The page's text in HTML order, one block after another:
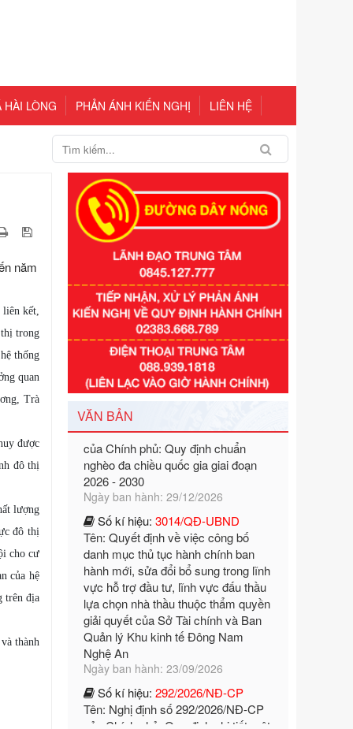
HÀI LÒNG PHẢN ÁNH KIẾN NGHỊ LIÊN HỆ
năm
liên kết,
trong
thống
quan
Trà
được
đô thị
lượng
đô thị
cho cư
của hệ
trên địa
thành
VĂN BẢN
Số kí hiệu:351/2025/NĐ-CP
Tên: Nghị định số 351/2025/NĐ-CP
của Chính phủ: Quy định chuẩn
nghèo đa chiều quốc gia giai đoạn
2026 - 2030
Ngày ban hành: 29/12/2026
Số kí hiệu:3014/QĐ-UBND
Tên: Quyết định về việc công bố
danh mục thủ tục hành chính ban
hành mới, sửa đổi bổ sung trong lĩnh
vực hỗ trợ đầu tư, lĩnh vực đấu thầu
lựa chọn nhà thầu thuộc thẩm quyền
giải quyết của Sở Tài chính và Ban
Quản lý Khu kinh tế Đông Nam
Nghệ An
Ngày ban hành: 23/09/2026
Số kí hiệu:292/2026/NĐ-CP
Tên: Nghị định số 292/2026/NĐ-CP
của Chính phủ: Quy định chi tiết một
số điều và biện pháp để tổ chức,
hướng dẫn thi hành Luật Quản lý
ngoại thương